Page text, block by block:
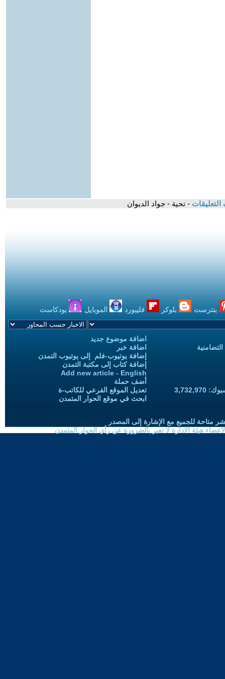
- تحية - جواد الديوان
بنترست بلوكر فليبورد الموبايل بودكاست
اضافة موضوع جديد
اضافة خبر
إضافة يوتيوب-فلم إلى يوتيوب التمدن
إضافة كتاب إلى مكتبة التمدن
Add new article - English
أضف حملة
تعديل الموقع الفرعي للكاتب-ة
ابحث في موقع الحوار المتمدن
متاحة للجميع مع الإشارة إلى المصدر
هيئة الادارة لا تعبر بالضرورة عن رأي الحوار المتمدن